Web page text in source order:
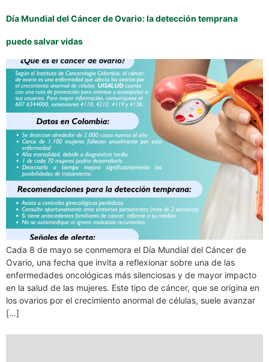
Día Mundial del Cáncer de Ovario: la detección temprana
puede salvar vidas
Cada 8 de mayo se conmemora el Día Mundial del Cáncer de
Ovario, una fecha que invita a reflexionar sobre una de las
enfermedades oncológicas más silenciosas y de mayor impacto
en la salud de las mujeres. Este tipo de cáncer, que se origina en
los ovarios por el crecimiento anormal de células, suele avanzar
[…]